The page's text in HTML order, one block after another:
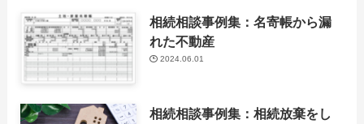
相続相談事例集：名寄帳から漏
れた不動産
2024.06.01
相続相談事例集：相続放棄をし